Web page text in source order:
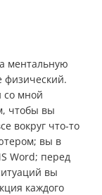
ментальную
физический.
со мной
чтобы вы
вокруг что-то
вы в
Word; перед
вы
каждого